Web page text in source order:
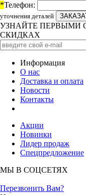
*Телефон:
уточнения деталей
УЗНАЙТЕ ПЕРВЫМИ
СКИДКАХ
Информация
О нас
Доставка и оплата
Новости
Контакты
Акции
Новинки
Лидер продаж
Спецпредложение
МЫ В СОЦСЕТЯХ
Перезвонить Вам?